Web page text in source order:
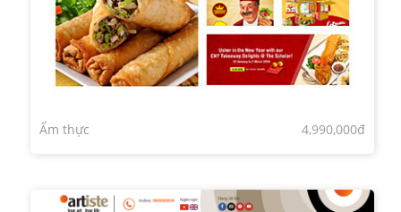
Ẩm thực 4,990,000đ